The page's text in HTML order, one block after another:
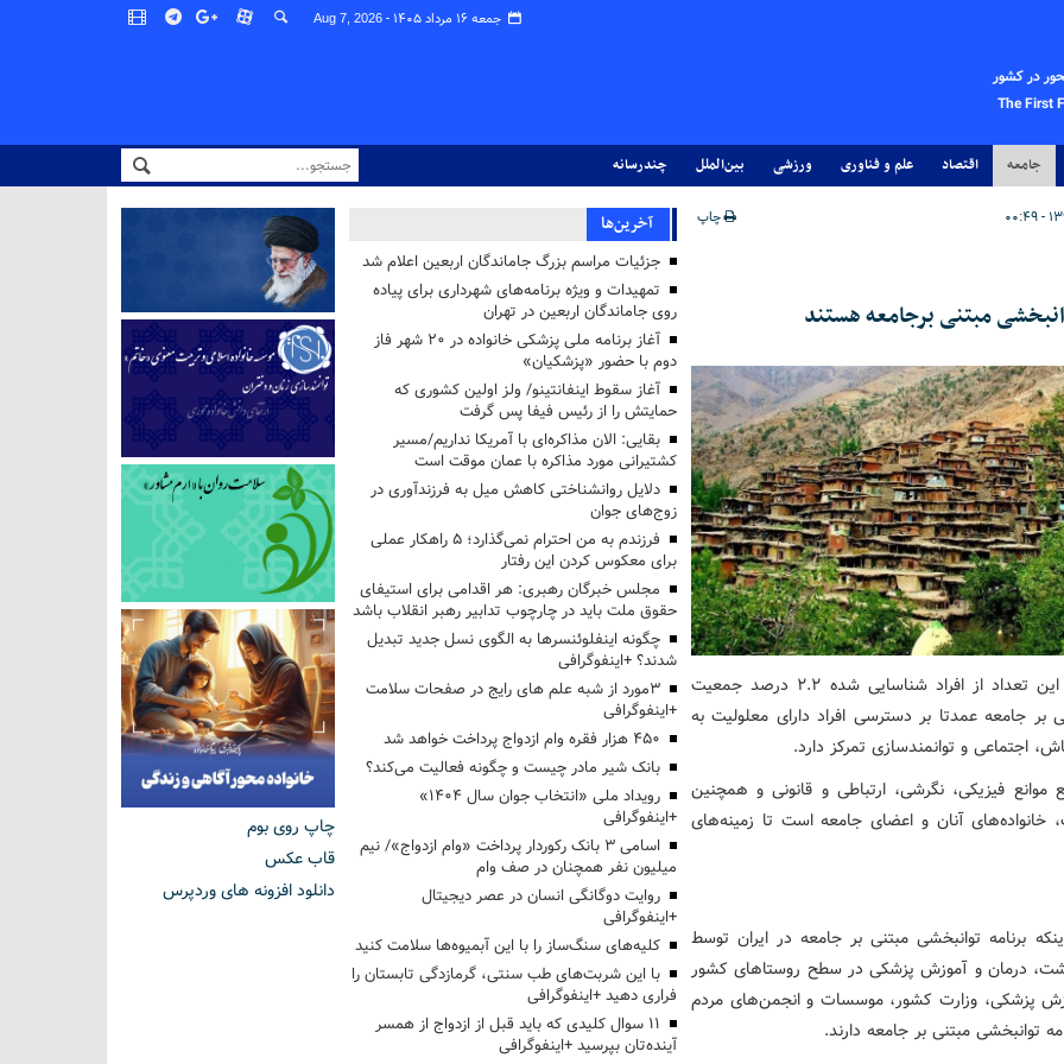
جمعه ۱۶ مرداد ۱۴۰۵ - Aug 7, 2026
در کشور
The First
جامعه اقتصاد علم و فناوری ورزشی بین‌الملل چندرسانه
چاپ
محمدرضا شهبازی خاطرنشان کرد: این تعداد از افراد شناسایی شده ۲.۲ درصد جمعیت
جامعه عمدتا بر دسترسی افراد دارای معلولیت به
اجتماعی و توانمندسازی تمرکز دارد.
فیزیکی، نگرشی، ارتباطی و قانونی و همچنین
خانواده‌های آنان و اعضای جامعه است تا زمینه‌های
برنامه توانبخشی مبتنی بر جامعه در ایران توسط
با همکاری وزارت بهداشت، درمان و آموزش پزشکی در سطح روستاهای کشور
پزشکی، وزارت کشور، موسسات و انجمن‌های مردم
توانبخشی مبتنی بر جامعه دارند.
آخرین‌ها
جزئیات مراسم بزرگ جاماندگان اربعین اعلام شد
تمهیدات و ویژه برنامه‌های شهرداری برای پیاده
روی جاماندگان اربعین در تهران
آغاز برنامه ملی پزشکی خانواده در ۲۰ شهر فاز
دوم با حضور «پزشکیان»
آغاز سقوط اینفانتینو/ ولز اولین کشوری که
حمایتش را از رئیس فیفا پس گرفت
بقایی: الان مذاکره‌ای با آمریکا نداریم/مسیر
کشتیرانی مورد مذاکره با عمان موقت است
دلایل روانشناختی کاهش میل به فرزندآوری در
زوج‌های جوان
فرزندم به من احترام نمی‌گذارد؛ ۵ راهکار عملی
برای معکوس کردن این رفتار
مجلس خبرگان رهبری: هر اقدامی برای استیفای
حقوق ملت باید در چارچوب تدابیر رهبر انقلاب باشد
چگونه اینفلوئنسرها به الگوی نسل جدید تبدیل
شدند؟ +اینفوگرافی
3مورد از شبه علم های رایج در صفحات سلامت
+اینفوگرافی
۴۵۰ هزار فقره وام ازدواج پرداخت خواهد شد
بانک شیر مادر چیست و چگونه فعالیت می‌کند؟
رویداد ملی «انتخاب جوان سال ۱۴۰۴»
+اینفوگرافی
اسامی ۳ بانک رکوردار پرداخت «وام ازدواج»/ نیم
میلیون نفر همچنان در صف وام
روایت دوگانگی انسان در عصر دیجیتال
+اینفوگرافی
کلیه‌های سنگ‌ساز را با این آبمیوه‌ها سلامت کنید
با این شربت‌های طب سنتی، گرمازدگی تابستان را
فراری دهید +اینفوگرافی
۱۱ سوال کلیدی که باید قبل از ازدواج از همسر
آینده‌تان بپرسید +اینفوگرافی
چاپ روی بوم
قاب عکس
دانلود افزونه های وردپرس